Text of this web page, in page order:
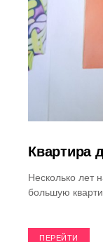
Квартира
Несколько лет
большую
ПЕРЕЙТИ